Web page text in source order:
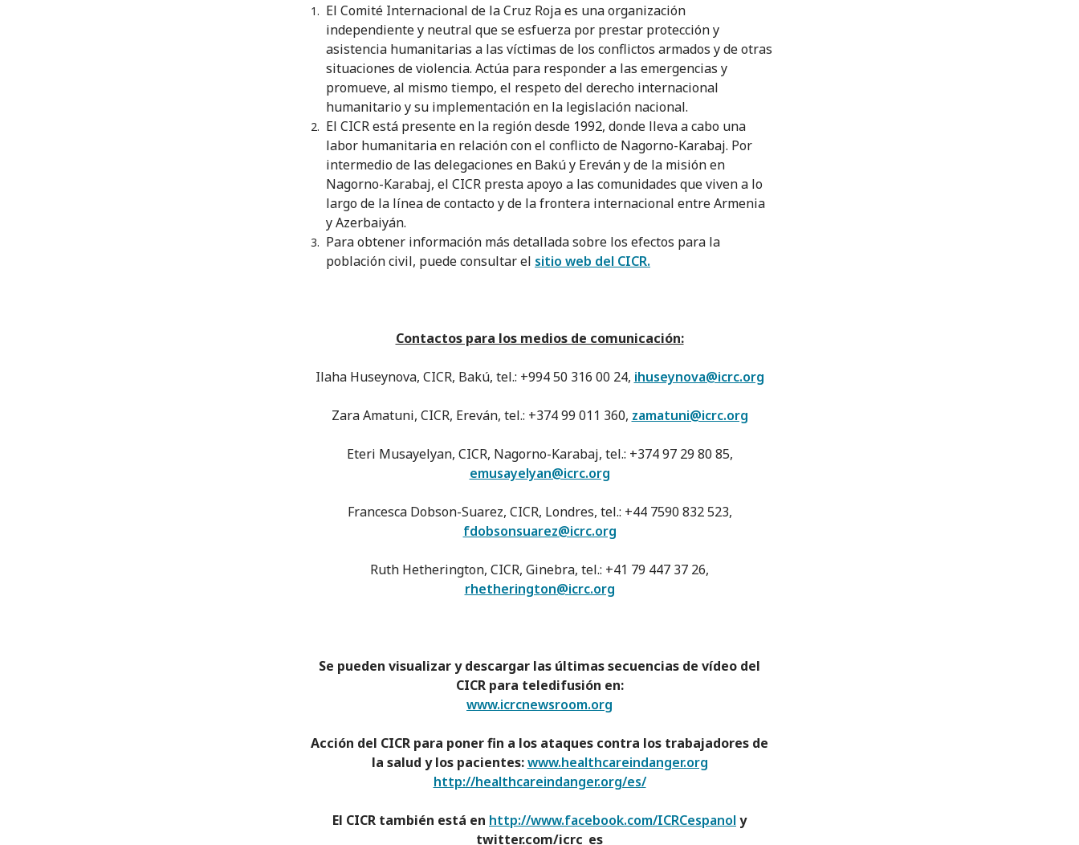
El Comité Internacional de la Cruz Roja es una organización
independiente y neutral que se esfuerza por prestar protección y
asistencia humanitarias a las víctimas de los conflictos armados y de otras
situaciones de violencia. Actúa para responder a las emergencias y
promueve, al mismo tiempo, el respeto del derecho internacional
humanitario y su implementación en la legislación nacional.
El CICR está presente en la región desde 1992, donde lleva a cabo una
labor humanitaria en relación con el conflicto de Nagorno-Karabaj. Por
intermedio de las delegaciones en Bakú y Ereván y de la misión en
Nagorno-Karabaj, el CICR presta apoyo a las comunidades que viven a lo
largo de la línea de contacto y de la frontera internacional entre Armenia
y Azerbaiyán.
Para obtener información más detallada sobre los efectos para la
población civil, puede consultar el sitio web del CICR.
Contactos para los medios de comunicación:
Ilaha Huseynova, CICR, Bakú, tel.: +994 50 316 00 24, ihuseynova@icrc.org
Zara Amatuni, CICR, Ereván, tel.: +374 99 011 360, zamatuni@icrc.org
Eteri Musayelyan, CICR, Nagorno-Karabaj, tel.: +374 97 29 80 85,
emusayelyan@icrc.org
Francesca Dobson-Suarez, CICR, Londres, tel.: +44 7590 832 523,
fdobsonsuarez@icrc.org
Ruth Hetherington, CICR, Ginebra, tel.: +41 79 447 37 26,
rhetherington@icrc.org
Se pueden visualizar y descargar las últimas secuencias de vídeo del
CICR para teledifusión en:
www.icrcnewsroom.org
Acción del CICR para poner fin a los ataques contra los trabajadores de
la salud y los pacientes:www.healthcareindanger.org
http://healthcareindanger.org/es/
El CICR también está en http://www.facebook.com/ICRCespanol y
twitter.com/icrc_es